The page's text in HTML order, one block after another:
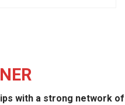
with a strong network of